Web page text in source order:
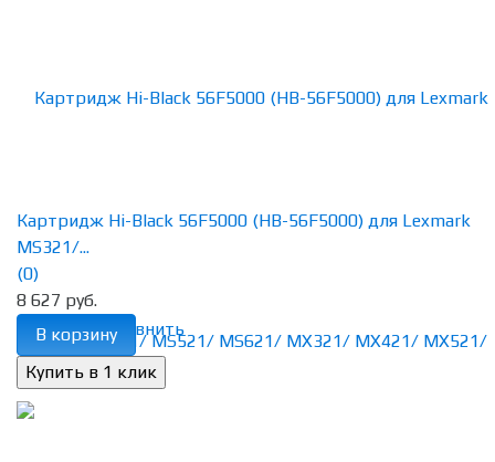
избранное сравнить
Картридж Hi-Black 56F5000 (HB-56F5000) для Lexmark
MS321/...
(0)
8 627 руб.
В корзину